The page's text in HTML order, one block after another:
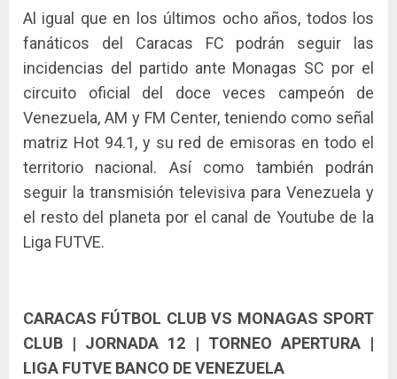
Al igual que en los últimos ocho años, todos los
fanáticos del Caracas FC podrán seguir las
incidencias del partido ante Monagas SC por el
circuito oficial del doce veces campeón de
Venezuela, AM y FM Center, teniendo como señal
matriz Hot 94.1, y su red de emisoras en todo el
territorio nacional. Así como también podrán
seguir la transmisión televisiva para Venezuela y
el resto del planeta por el canal de Youtube de la
Liga FUTVE.
CARACAS FÚTBOL CLUB VS MONAGAS SPORT
CLUB | JORNADA 12 | TORNEO APERTURA |
LIGA FUTVE BANCO DE VENEZUELA